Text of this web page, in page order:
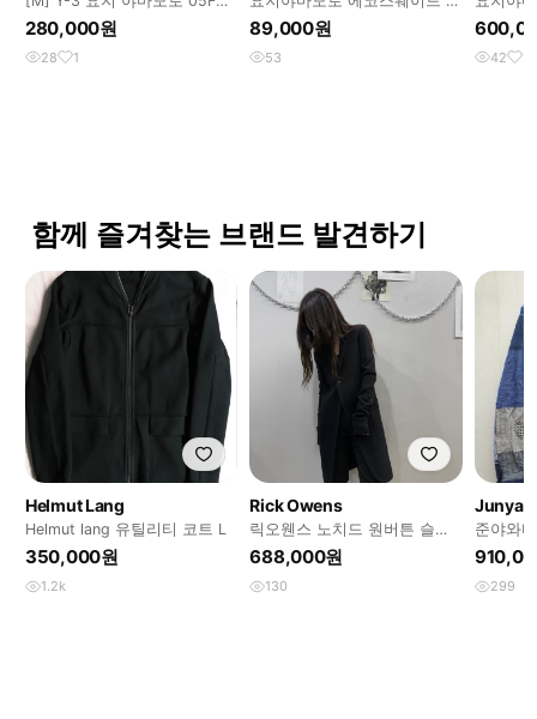
가죽 라이더 자켓
280,000원
28 1
루종자켓
89,000원
53 42 1
함께 즐겨찾는 브랜드 발견하기
Helmut Lang
Helmut lang 유틸리티 코트 L
350,000원
1.2k
Rick Owens
릭오웬스 노치드 원버튼 슬림
롱 코트
688,000원
130
Junya
준야와
사이즈
299